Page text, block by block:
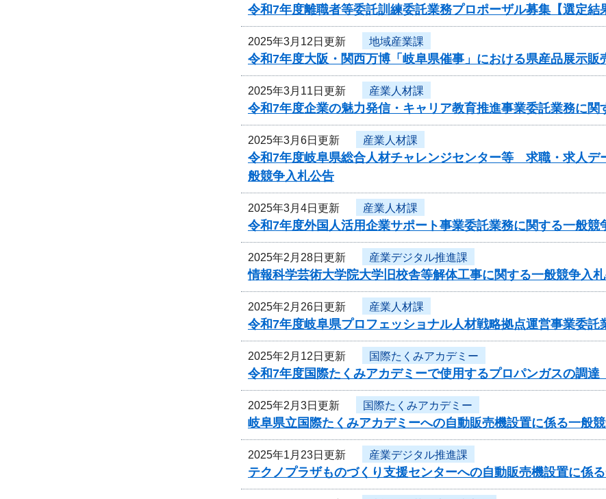
令和7年度離職者等委託訓練委託業務プロポーザル募集【選定結
2025年3月12日更新 地域産業課
令和7年度大阪・関西万博「岐阜県催事」における県産品展示
2025年3月11日更新 産業人材課
令和7年度企業の魅力発信・キャリア教育推進事業委託業務に関
2025年3月6日更新 産業人材課
令和7年度岐阜県総合人材チャレンジセンター等 求職・求人デ
般競争入札公告
2025年3月4日更新 産業人材課
令和7年度外国人活用企業サポート事業委託業務に関する一般競
2025年2月28日更新 産業デジタル推進課
情報科学芸術大学院大学旧校舎等解体工事に関する一般競争入
2025年2月26日更新 産業人材課
令和7年度岐阜県プロフェッショナル人材戦略拠点運営事業委
2025年2月12日更新 国際たくみアカデミー
令和7年度国際たくみアカデミーで使用するプロパンガスの調
2025年2月3日更新 国際たくみアカデミー
岐阜県立国際たくみアカデミーへの自動販売機設置に係る一般
2025年1月23日更新 産業デジタル推進課
テクノプラザものづくり支援センターへの自動販売機設置に係